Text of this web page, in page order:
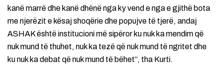
kanë marrë dhe kanë dhënë nga ky vend e nga e gjithë bota
me njerëzit e kësaj shoqërie dhe popujve të tjerë, andaj
ASHAK është institucioni më sipëror ku nuk ka mendim që
nuk mund të thuhet, nuk ka tezë që nuk mund të ngritet dhe
ku nuk ka debat që nuk mund të bëhet”, tha Kurti.